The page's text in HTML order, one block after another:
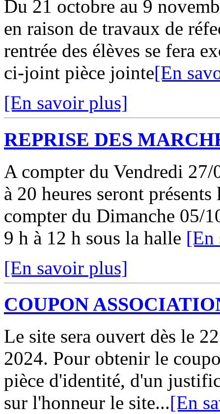
Du 21 octobre au 9
en raison de travaux de
rentrée des élèves se fera
ci-joint pièce jointe[En
[En savoir plus]
REPRISE DES
A compter du Vendredi
à 20 heures seront
compter du Dimanche 05/
9 h à 12 h sous la halle [En
[En savoir plus]
COUPON
Le site sera ouvert dès le
2024. Pour obtenir le
pièce d'identité, d'un
sur l'honneur le site...[En